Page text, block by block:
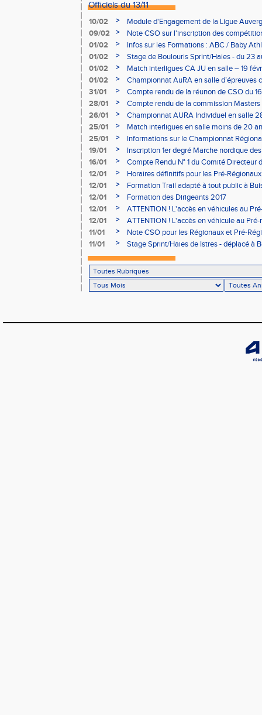
10/02 >
Module d'Engagement de la Ligue
09/02
>
Note CSO sur l'inscription des
01/02
>
Infos sur les Formations : ABC / Baby
01/02
>
Stage de Boulouris Sprint/Haies - du 23
01/02
>
Match interligues CA JU en salle – 19
01/02
>
Championnat AuRA en salle d’épreuves
- le 12 février
31/01 >
Compte rendu de la réunon de CSO du
28/01
>
Compte rendu de la commission
à Bourgoin
26/01 >
Championnat AURA Individuel en salle
25/01
>
Match interligues en salle moins de 20
25/01
>
Informations sur le Championnat
05/02
19/01 >
Inscription 1er degré Marche nordique
03/02 (sous condition)
16/01 >
Compte Rendu N° 1 du Comité Directeur
12/01
>
Horaires définitifs pour les Pré-
Aubière
12/01 >
Formation Trail adapté à tout public à
12/01
>
Formation des Dirigeants 2017
12/01
>
ATTENTION ! L'accès en véhicules au
Bains sera réglementé
12/01 >
ATTENTION ! L'accès en véhicule au
Bains sera réglementé
11/01 >
Note CSO pour les Régionaux et Pré-
11/01
> Stage Sprint/Haies de Istres - déplacé à